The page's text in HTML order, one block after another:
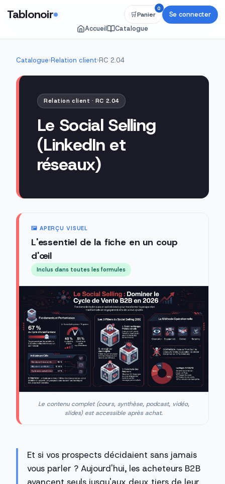
Tablonoir
Accueil Catalogue
🛒Panier
0
Se connecter
Catalogue›Relation client›RC 2.04
Relation client · RC 2.04
Le Social Selling
(LinkedIn et
réseaux)
🖼️ APERÇU VISUEL
L'essentiel de la fiche en un coup
d'œil
Inclus dans toutes les formules
Le contenu complet (cours, synthèse, podcast, vidéo,
slides) est accessible après achat.
Et si vos prospects décidaient sans jamais
vous parler ? Aujourd'hui, les acheteurs B2B